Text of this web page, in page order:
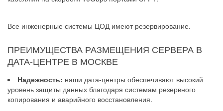
Все инженерные системы ЦОД имеют резервирование.
ПРЕИМУЩЕСТВА РАЗМЕЩЕНИЯ СЕРВЕРА В
ДАТА-ЦЕНТРЕ В МОСКВЕ
Надежность: наши дата-центры обеспечивают высокий
уровень защиты данных благодаря системам резервного
копирования и аварийного восстановления.